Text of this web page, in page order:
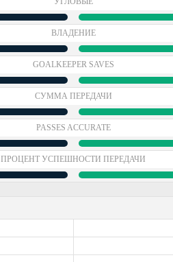
ВЛАДЕНИЕ
GOALKEEPER SAVES
СУММА ПЕРЕДАЧИ
PASSES ACCURATE
ПРОЦЕНТ УСПЕШНОСТИ ПЕРЕДАЧИ